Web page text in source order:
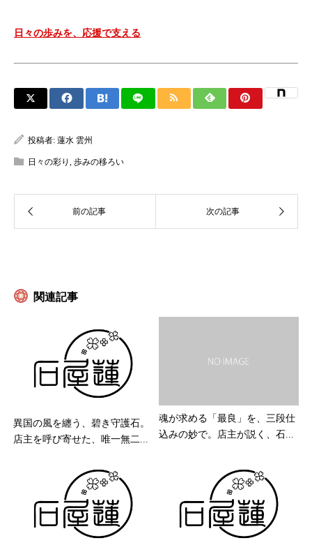
日々の歩みを、応援で支える
投稿者: 蓮水 雲州
日々の彩り 歩みの移ろい
関連記事
異国の風を纏う、碧き守護石。
店主を呼び寄せた、唯一無二...
魂が求める「最良」を、三段仕
込みの妙で。店主が説く、石...